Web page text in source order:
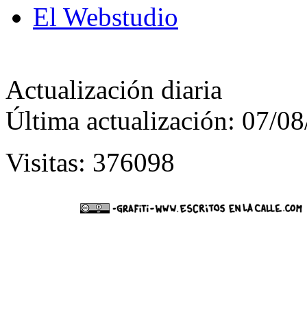
El Webstudio
Actualización diaria
Última actualización: 07/
Visitas: 376098